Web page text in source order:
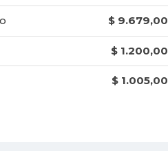
$ 9.679,00
$ 1.200,00
$ 1.005,00